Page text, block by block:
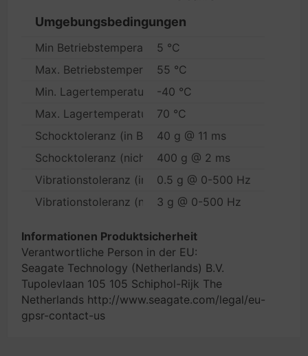
Umgebungsbedingungen
Min Betriebstemperatur 5 °C
Max. Betriebstemperatur55 °C
Min. Lagertemperatur
-40 °C
Max. Lagertemperatur
70 °C
Schocktoleranz (in Betrieb)40 g @ 11 ms
Schocktoleranz (nicht in Betrieb)
400 g @ 2 ms
Vibrationstoleranz (in Betrieb)0.5 g @ 0-500 Hz
Vibrationstoleranz (nicht in Betrieb)
3 g @ 0-500 Hz
Informationen Produktsicherheit
Verantwortliche Person in der EU:
Seagate Technology (Netherlands) B.V.
Tupolevlaan 105 105 Schiphol-Rijk The
Netherlands http://www.seagate.com/legal/eu-
gpsr-contact-us